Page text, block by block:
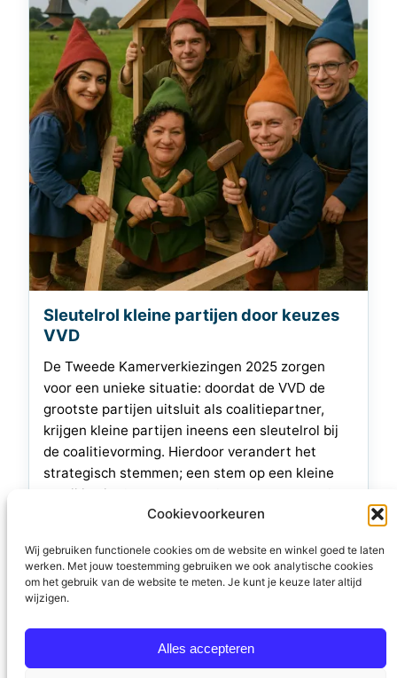
Cookievoorkeuren
Wij gebruiken functionele cookies om de website en winkel goed te laten
werken. Met jouw toestemming gebruiken we ook analytische cookies
om het gebruik van de website te meten. Je kunt je keuze later altijd
wijzigen.
Alles accepteren
Sleutelrol kleine partijen door keuzes
VVD
De Tweede Kamerverkiezingen 2025 zorgen
voor een unieke situatie: doordat de VVD de
grootste partijen uitsluit als coalitiepartner,
krijgen kleine partijen ineens een sleutelrol bij
de coalitievorming. Hierdoor verandert het
strategisch stemmen; een stem op een kleine
partij is niet langer een verloren stem, maar kan
zelfs doorslaggevend zijn voor het nieuwe
3 augustus 2025